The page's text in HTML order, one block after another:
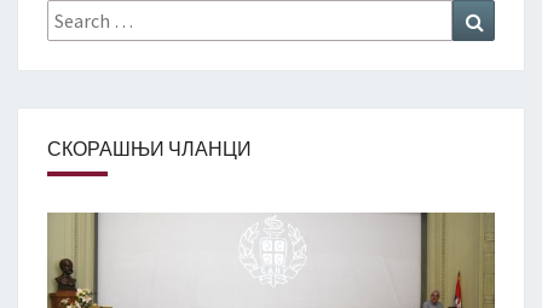
Search
for:
СКОРАШЊИ ЧЛАНЦИ